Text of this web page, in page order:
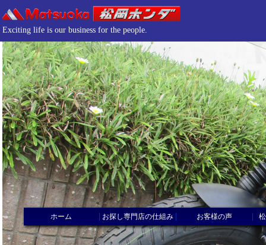
Exciting life is our business for the people.
ホーム お探し専門店の仕組み お客様の声